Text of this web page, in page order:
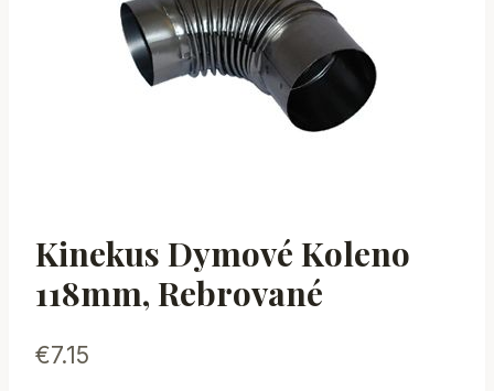
Kinekus Dymové Koleno
118mm, Rebrované
€7.15